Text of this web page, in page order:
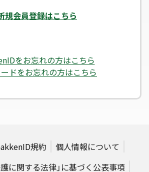
規会員登録はこちら
をお忘れの方はこちら
ドをお忘れの方はこちら
規約
個人情報について
に関する法律」に基づく公表事項